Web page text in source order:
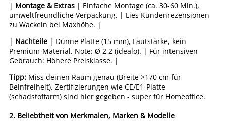
| Montage & Extras | Einfache Montage (ca. 30-60 Min.),
umweltfreundliche Verpackung. | Lies Kundenrezensionen
zu Wackeln bei Maxhöhe. |
| Nachteile | Dünne Platte (15 mm), Lautstärke, kein
Premium-Material. Note: Ø 2,2 (idealo). | Für intensiven
Gebrauch: Höhere Preisklasse. |
Tipp: Miss deinen Raum genau (Breite >170 cm für
Beinfreiheit). Zertifizierungen wie CE/E1-Platte
(schadstoffarm) sind hier gegeben - super für Homeoffice.
2. Beliebtheit von Merkmalen, Marken & Modelle